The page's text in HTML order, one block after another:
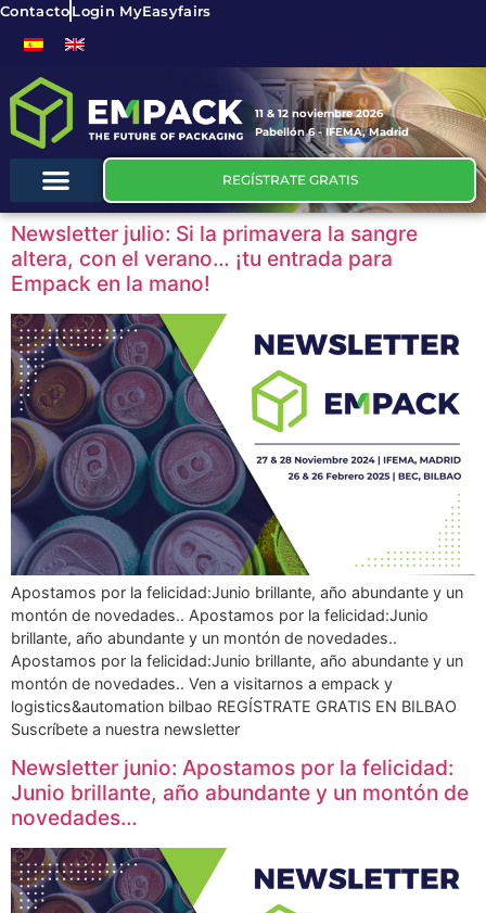
ContactoLogin MyEasyfairs
11 & 12 noviembre 2026
Pabellón 6 - IFEMA, Madrid
REGÍSTRATE GRATIS
Newsletter julio: Si la primavera la sangre
altera, con el verano… ¡tu entrada para
Empack en la mano!
Apostamos por la felicidad:Junio brillante, año abundante y un
montón de novedades.. Apostamos por la felicidad:Junio
brillante, año abundante y un montón de novedades..
Apostamos por la felicidad:Junio brillante, año abundante y un
montón de novedades.. Ven a visitarnos a empack y
logistics&automation bilbao REGÍSTRATE GRATIS EN BILBAO
Suscríbete a nuestra newsletter
Newsletter junio: Apostamos por la felicidad:
Junio brillante, año abundante y un montón de
novedades…